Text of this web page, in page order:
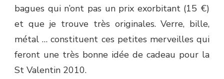
BAGUE
ORIGINALE
bagues qui n’ont pas un prix exorbitant (15 €)
et que je trouve très originales. Verre, bille,
métal … constituent ces petites merveilles qui
feront une très bonne idée de cadeau pour la
St Valentin 2010.